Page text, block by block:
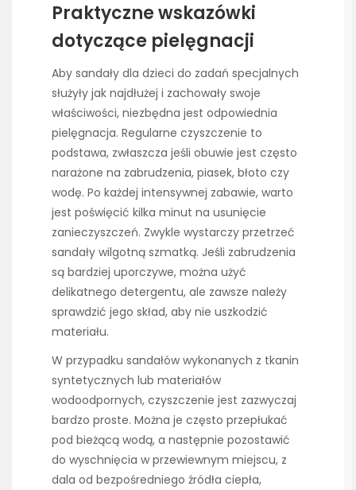
Praktyczne wskazówki
dotyczące pielęgnacji
Aby sandały dla dzieci do zadań specjalnych
służyły jak najdłużej i zachowały swoje
właściwości, niezbędna jest odpowiednia
pielęgnacja. Regularne czyszczenie to
podstawa, zwłaszcza jeśli obuwie jest często
narażone na zabrudzenia, piasek, błoto czy
wodę. Po każdej intensywnej zabawie, warto
jest poświęcić kilka minut na usunięcie
zanieczyszczeń. Zwykle wystarczy przetrzeć
sandały wilgotną szmatką. Jeśli zabrudzenia
są bardziej uporczywe, można użyć
delikatnego detergentu, ale zawsze należy
sprawdzić jego skład, aby nie uszkodzić
materiału.
W przypadku sandałów wykonanych z tkanin
syntetycznych lub materiałów
wodoodpornych, czyszczenie jest zazwyczaj
bardzo proste. Można je często przepłukać
pod bieżącą wodą, a następnie pozostawić
do wyschnięcia w przewiewnym miejscu, z
dala od bezpośredniego źródła ciepła,